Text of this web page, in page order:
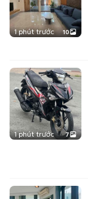
1 phút trước 10
1 phút trước 7